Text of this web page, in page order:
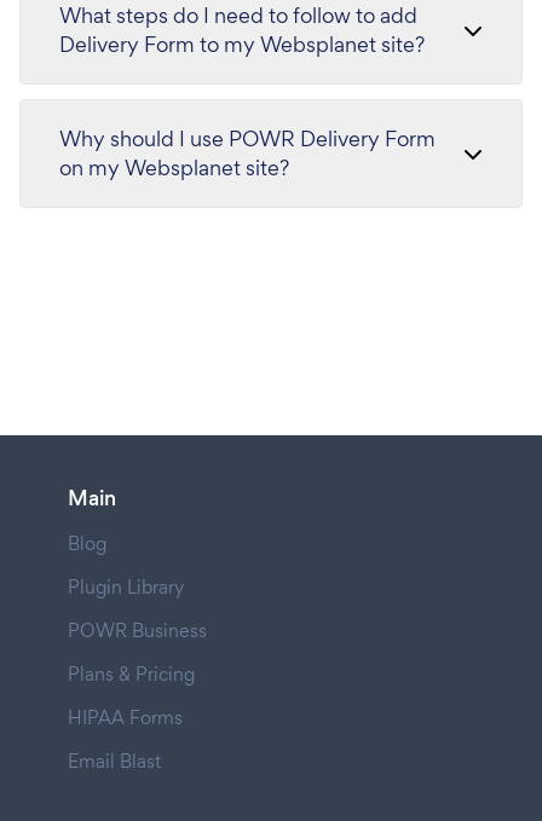
What steps do I need to follow to add
Delivery Form to my Websplanet site?
Why should I use POWR Delivery Form
on my Websplanet site?
Main
Blog
Plugin Library
POWR Business
Plans & Pricing
HIPAA Forms
Email Blast